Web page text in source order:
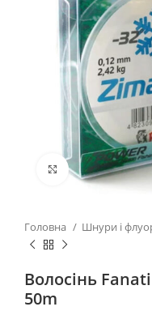
Click to enlarge
Головна Шнури і
Волосінь
50m